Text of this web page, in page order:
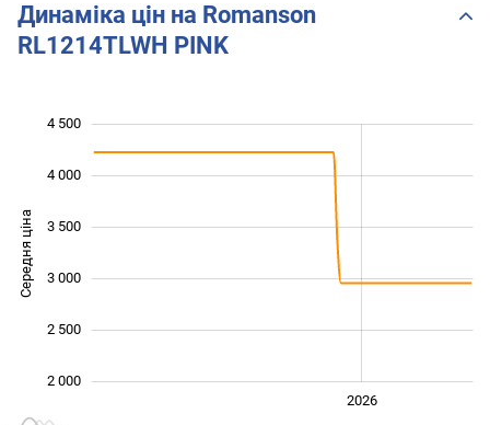
Динаміка цін на Romanson
RL1214TLWH PINK
Середня ціна
2 000
2 500
3 000
3 500
4 000
4 500
2026